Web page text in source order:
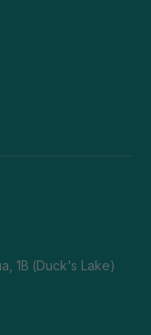
1В (Duck's Lake)